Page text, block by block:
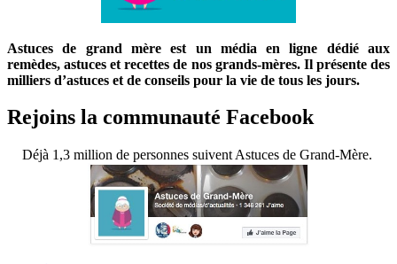
Astuces de grand mère est un média en ligne dédié aux
remèdes, astuces et recettes de nos grands-mères. Il présente des
milliers d’astuces et de conseils pour la vie de tous les jours.
Rejoins la communauté Facebook
Déjà 1,3 million de personnes suivent Astuces de Grand-Mère.